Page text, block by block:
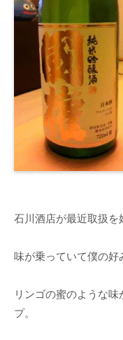
石川酒店が最近取扱を
味が乗っていて僕の好
リンゴの蜜のような
プ。